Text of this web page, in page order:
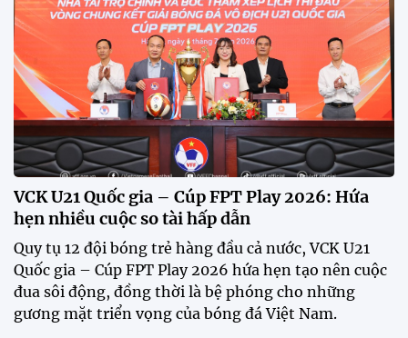
VCK U21 Quốc gia – Cúp FPT Play 2026: Hứa
hẹn nhiều cuộc so tài hấp dẫn
Quy tụ 12 đội bóng trẻ hàng đầu cả nước, VCK U21
Quốc gia – Cúp FPT Play 2026 hứa hẹn tạo nên cuộc
đua sôi động, đồng thời là bệ phóng cho những
gương mặt triển vọng của bóng đá Việt Nam.